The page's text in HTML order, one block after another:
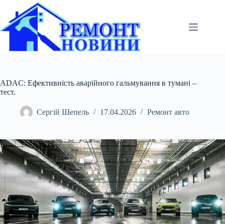
вмісту
ADAC: Ефективність аварійного гальмування в тумані –
тест.
Сергій Шепель 17.04.2026 Ремонт авто